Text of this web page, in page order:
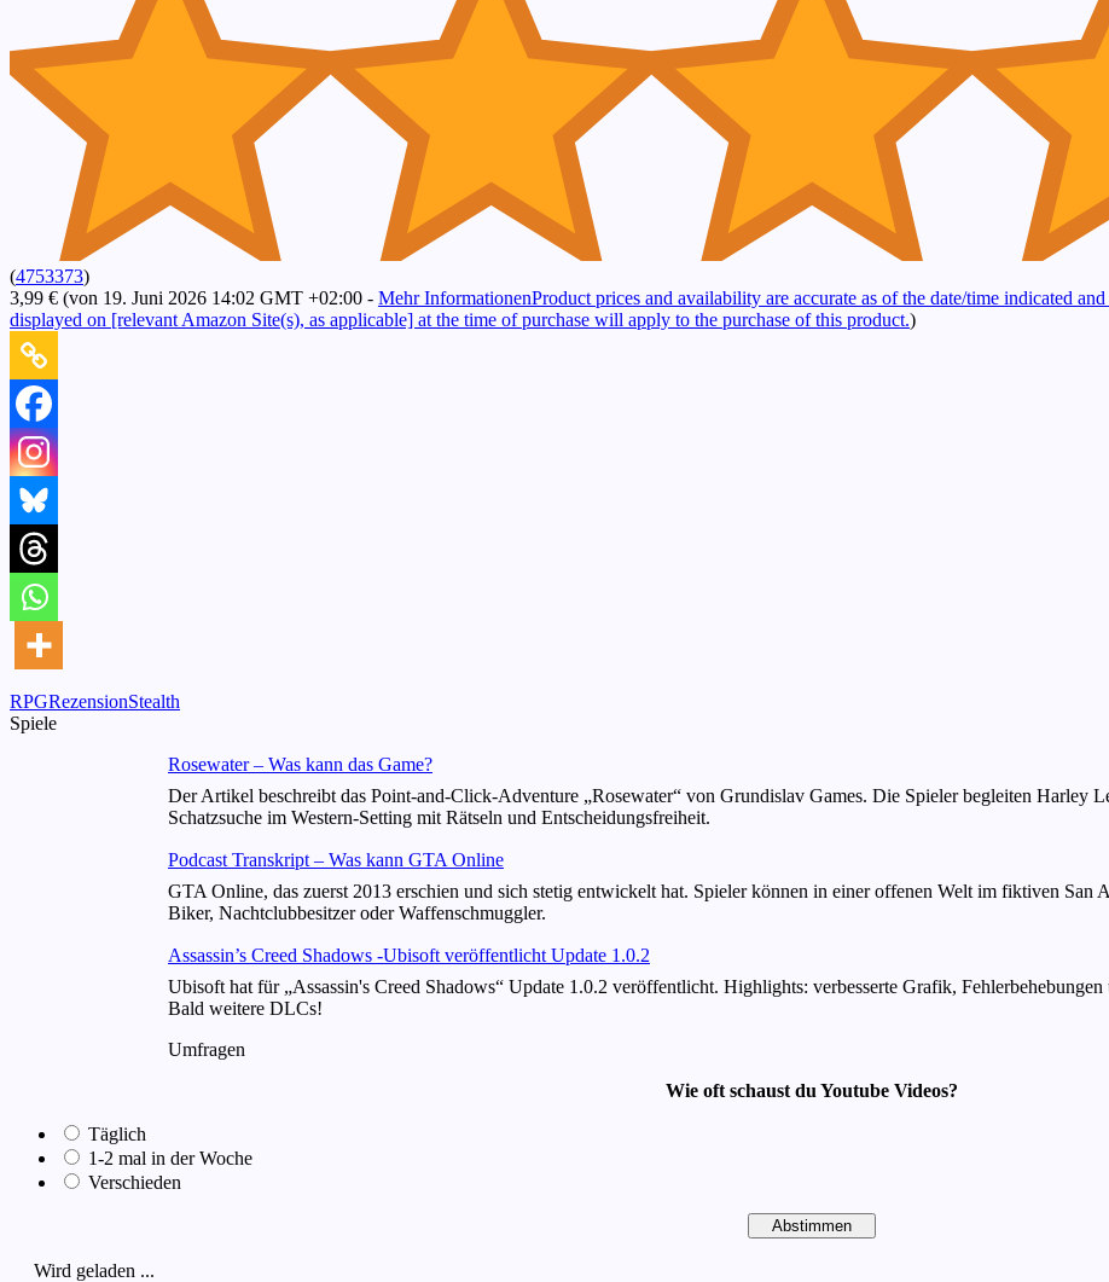
(4753373)
3,99 € (von 19. Juni 2026 14:02 GMT +02:00 - Mehr InformationenProduct prices and availability are accurate as of the date/time indicated
displayed on [relevant Amazon Site(s), as applicable] at the time of purchase will apply to the purchase of this product.)
Tags:
RPGRezensionStealth
Spiele
Rosewater – Was kann das Game?
Der Artikel beschreibt das Point-and-Click-Adventure „Rosewater“ von Grundislav Games. Die Spieler begleiten Harley
Schatzsuche im Western-Setting mit Rätseln und Entscheidungsfreiheit.
Podcast Transkript – Was kann GTA Online
GTA Online, das zuerst 2013 erschien und sich stetig entwickelt hat. Spieler können in einer offenen Welt im fiktiven San
Biker, Nachtclubbesitzer oder Waffenschmuggler.
Assassin’s Creed Shadows -Ubisoft veröffentlicht Update 1.0.2
Ubisoft hat für „Assassin's Creed Shadows“ Update 1.0.2 veröffentlicht. Highlights: verbesserte Grafik,
Bald weitere DLCs!
Umfragen
Wie oft schaust du Youtube Videos?
Täglich
1-2 mal in der Woche
Verschieden
Wird geladen ...